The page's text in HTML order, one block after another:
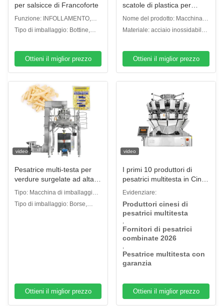
per salsicce di Francoforte
Funzione: INFOLLAMENTO,
avvolgimento, rivestimento,
Tipo di imballaggio: Bottine,
Ottieni il miglior prezzo
scatole di plastica per
giuggiole invernali
Nome del prodotto: Macchina
per imballaggio di vassoi per
Materiale: acciaio inossidabile
Ottieni il miglior prezzo
video
Pesatrice multi-testa per
verdure surgelate ad alta
velocità
Tipo: Macchina di imballaggio
multifunzione
Tipo di imballaggio: Borse,
Ottieni il miglior prezzo
video
I primi 10 produttori di
pesatrici multitesta in Cina
(2026) | Migliori fornitori di
Evidenziare:
Produttori cinesi di
pesatrici multitesta
,
Fornitori di pesatrici
combinate 2026
,
Pesatrice multitesta con
garanzia
Ottieni il miglior prezzo